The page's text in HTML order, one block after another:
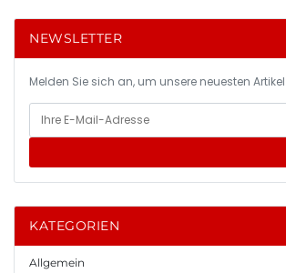
NEWSLETTER
Melden Sie sich an, um unsere neuesten
KATEGORIEN
Allgemein